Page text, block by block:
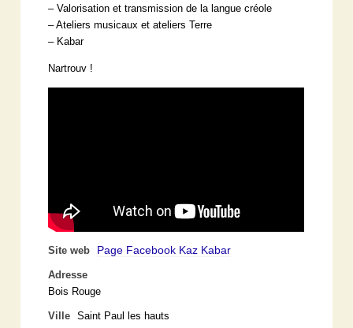
– Valorisation et transmission de la langue créole
– Ateliers musicaux et ateliers Terre
– Kabar
Nartrouv !
Site web Page Facebook Kaz Kabar
Adresse
Bois Rouge
Ville Saint Paul les hauts